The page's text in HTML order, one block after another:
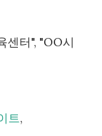
센터", "OO시
트,